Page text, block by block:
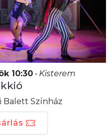
10:30• Kisterem
Balett Színház